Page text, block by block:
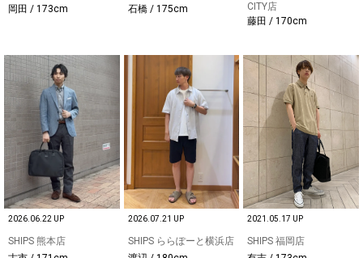
岡田 / 173cm
石橋 / 175cm
CITY店
藤田 / 170cm
2026.06.22 UP
SHIPS 熊本店
2026.07.21 UP
SHIPS ららぽーと横浜店
2021.05.17 UP
SHIPS 福岡店